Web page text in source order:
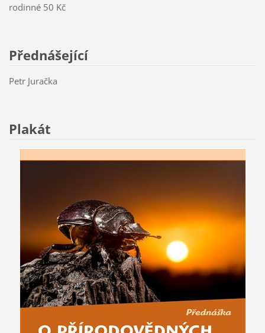
rodinné 50 Kč
Přednášející
Petr Juračka
Plakát